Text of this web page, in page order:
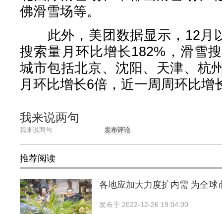
佛滑雪场等。
此外，美团数据显示，12月
搜索量月环比增长182%，滑雪
城市包括北京、沈阳、天津、杭
月环比增长6倍，近一周周环比增
我来说两句
发布评论
推荐阅读
各地应加大力度扩内需 为全球
发布于 2022-12-26 19:04:00